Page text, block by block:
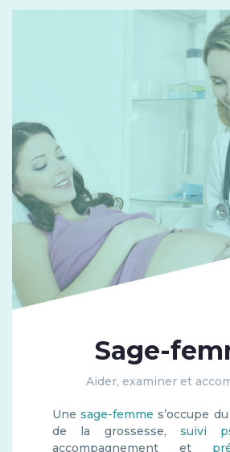
Sage-
Aider, examiner et
Unesage-femme s’occupe du
de la grossesse, suivi
accompagnement et